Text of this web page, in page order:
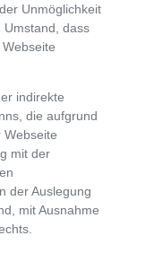
Unmöglichkeit
Umstand, dass
indirekte
die aufgrund
mit der
der Auslegung
mit Ausnahme